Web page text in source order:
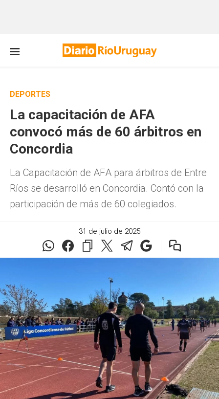
DEPORTES
La capacitación de AFA
convocó más de 60 árbitros en
Concordia
La Capacitación de AFA para árbitros de Entre
Ríos se desarrolló en Concordia. Contó con la
participación de más de 60 colegiados.
31 de julio de 2025